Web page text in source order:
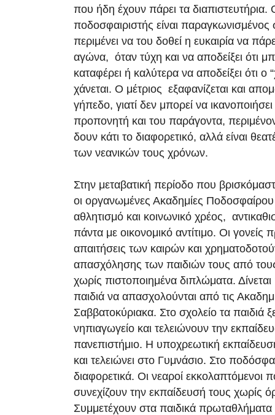
που ήδη έχουν πάρει τα διαπιστευτήρια.
ποδοσφαιριστής είναι
περιμένει να του δοθεί η ευκαιρία να
αγώνα, όταν τύχη και να αποδείξει ότι
καταφέρει ή καλύτερα να αποδείξει ότι ο
χάνεται. Ο μέτριος εξαφανίζεται και
γήπεδο, γιατί δεν μπορεί να ικανοποιήσει
προπονητή και του παράγοντα,
δουν κάτι το διαφορετικό, αλλά είναι
των νεανικών τους χρόνων.
Στην μεταβατική περίοδο που
οι οργανωμένες Ακαδημίες Ποδοσφαίρου
αθλητισμό και κοινωνικό χρέος,
πάντα με οικονομικό αντίτιμο. Οι γονείς
απαιτήσεις των καιρών και
απασχόλησης των παιδιών τους από
χωρίς πιστοποιημένα διπλώματα.
παιδιά να απασχολούνται από τις
Σαββατοκύριακα. Στο σχολείο τα παιδιά
νηπιαγωγείο και τελειώνουν την
πανεπιστήμιο. Η υποχρεωτική
και τελειώνει στο Γυμνάσιο. Στο
διαφορετικά. Οι νεαροί εκκολαπτόμενοι
συνεχίζουν την εκπαίδευσή τους χωρίς
Συμμετέχουν στα παιδικά πρωταθλήματα